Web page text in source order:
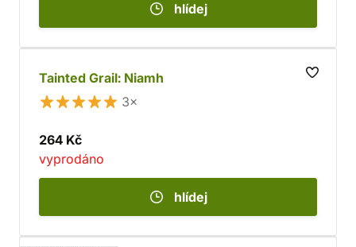
hlídej
Tainted Grail: Niamh
3×
264 Kč
vyprodáno
hlídej